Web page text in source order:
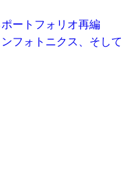
ートフォリオ再編
フォトニクス、そして